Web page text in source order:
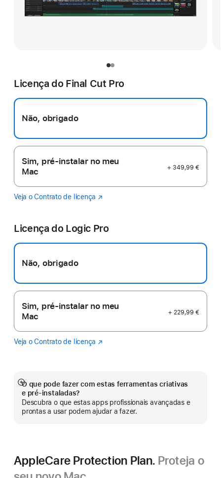
Licença do Final Cut Pro
Não, obrigado
Sim, pré-instalar no meu
Mac
+ 349,99 €
Veja o Contrato de licença Final
(abre
janela)
Licença do Logic Pro
Não, obrigado
Sim, pré-instalar no meu
Mac
+ 229,99 €
Veja o Contrato de licença Logic
(abre
O que pode fazer com estas ferramentas criativas
e pré‑instaladas?
Descubra o que estas apps profissionais avançadas e
prontas a usar podem ajudar a fazer.
Veja
mais
AppleCare Protection Plan. Proteja o